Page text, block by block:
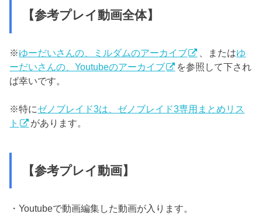
【参考プレイ動画全体】
※ゆーだいさんの、ミルダムのアーカイブ 、またはゆ
ーだいさんの、Youtubeのアーカイブ
を参照して下され
ば幸いです。
※特にゼノブレイド3は、ゼノブレイド3専用まとめリス
ト
があります。
【参考プレイ動画】
・Youtubeで動画編集した動画が入ります。